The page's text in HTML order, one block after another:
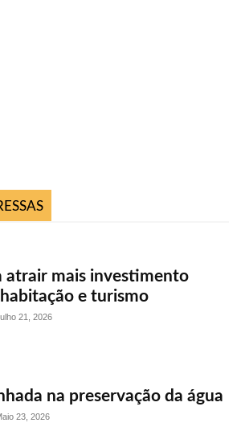
atrair mais investimento
e turismo
21, 2026
na preservação da água
23, 2026